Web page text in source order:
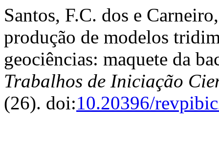
Santos, F.C. dos e
produção de modelos
geociências: maquete da
Trabalhos de Iniciação
(26). doi:10.20396/